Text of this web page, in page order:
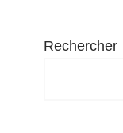
Rechercher